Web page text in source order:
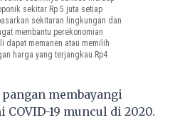
sekitar Rp 5 juta setiap
sekitaran lingkungan dan
membantu perekonomian
dapat memanen atau memilih
harga yang terjangkau Rp4
membayangi
19 muncul di 2020.